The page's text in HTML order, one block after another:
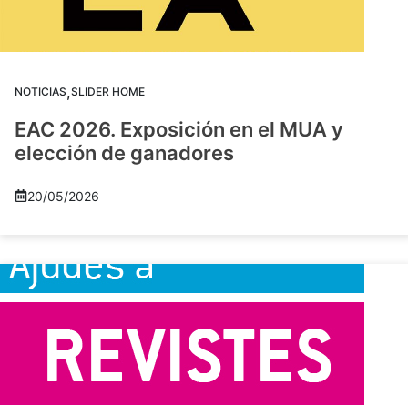
NOTICIAS,SLIDER HOME
EAC 2026. Exposición en el MUA y
elección de ganadores
20/05/2026